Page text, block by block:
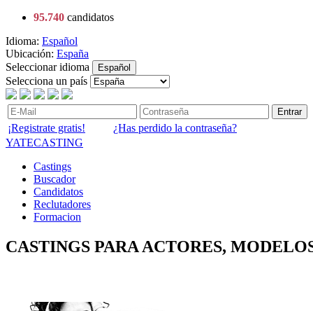
95.740 candidatos
Idioma: Español
Ubicación: España
Seleccionar idioma
Español
Selecciona un país
Entrar
¡Registrate gratis!
¿Has perdido la contraseña?
YATECASTING
Castings
Buscador
Candidatos
Reclutadores
Formacion
CASTINGS PARA ACTORES,